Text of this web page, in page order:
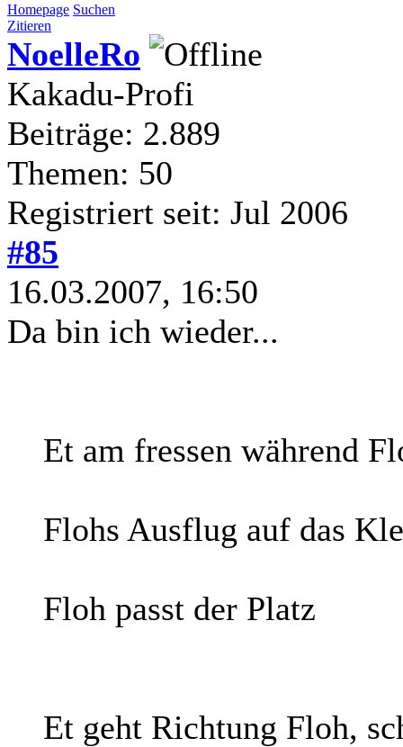
Homepage Suchen
Zitieren
NoelleRo
Kakadu-Profi
Beiträge: 2.889
Themen: 50
Registriert seit: Jul 2006
#85
16.03.2007, 16:50
Da bin ich wieder...
Et am fressen während
Flohs Ausflug auf das
Floh passt der Platz
Et geht Richtung Floh,